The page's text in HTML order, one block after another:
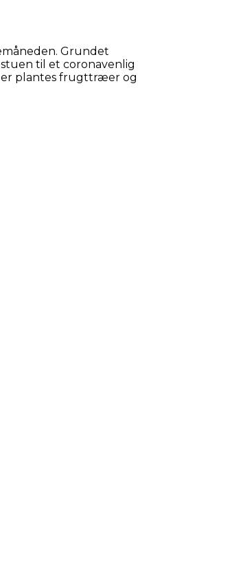
Grundet
til et coronavenlig
plantes frugttræer og